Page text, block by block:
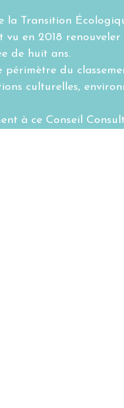
Transition
vu en 2018
de huit ans.
périmètre du
culturelles,
à ce Conseil